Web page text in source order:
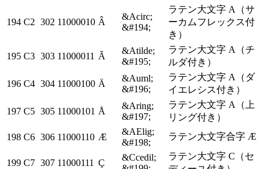
194 C2 302 11000010 Â
&Acirc;
&#194;
ラテン大文字 A（サ
ーカムフレックス付
き）
195 C3 303 11000011 Ã
&Atilde;
&#195;
ラテン大文字 A（チ
ルダ付き）
196 C4 304 11000100 Ä
&Auml;
&#196;
ラテン大文字 A（ダ
イエレシス付き）
197 C5 305 11000101 Å
&Aring;
&#197;
ラテン大文字 A（上
リング付き）
198 C6 306 11000110 Æ
&AElig;
&#198;
ラテン大文字合字 Æ
199 C7 307 11000111 Ç
&Ccedil;
ラテン大文字 C（セ